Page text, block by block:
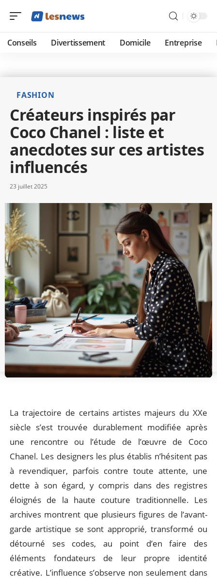
Conseils Divertissement Domicile Entreprise
FASHION
Créateurs inspirés par
Coco Chanel : liste et
anecdotes sur ces artistes
influencés
23 juillet 2025
La trajectoire de certains artistes majeurs du XXe
siècle s’est trouvée durablement modifiée après
une rencontre ou l’étude de l’œuvre de Coco
Chanel. Les designers les plus établis n’hésitent pas
à revendiquer, parfois contre toute attente, une
dette à son égard, y compris dans des registres
éloignés de la haute couture traditionnelle. Les
archives montrent que plusieurs figures de l’avant-
garde artistique se sont approprié, transformé ou
détourné ses codes, au point d’en faire des
éléments fondateurs de leur propre identité
créative. L’influence s’observe non seulement dans